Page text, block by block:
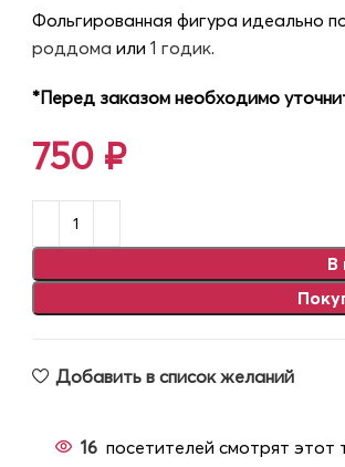
Фольгированная фигура идеально
роддома или 1 годик.
*Перед заказом необходимо
750 ₽
В
Добавить в список желаний
16 посетителей смотрят этот